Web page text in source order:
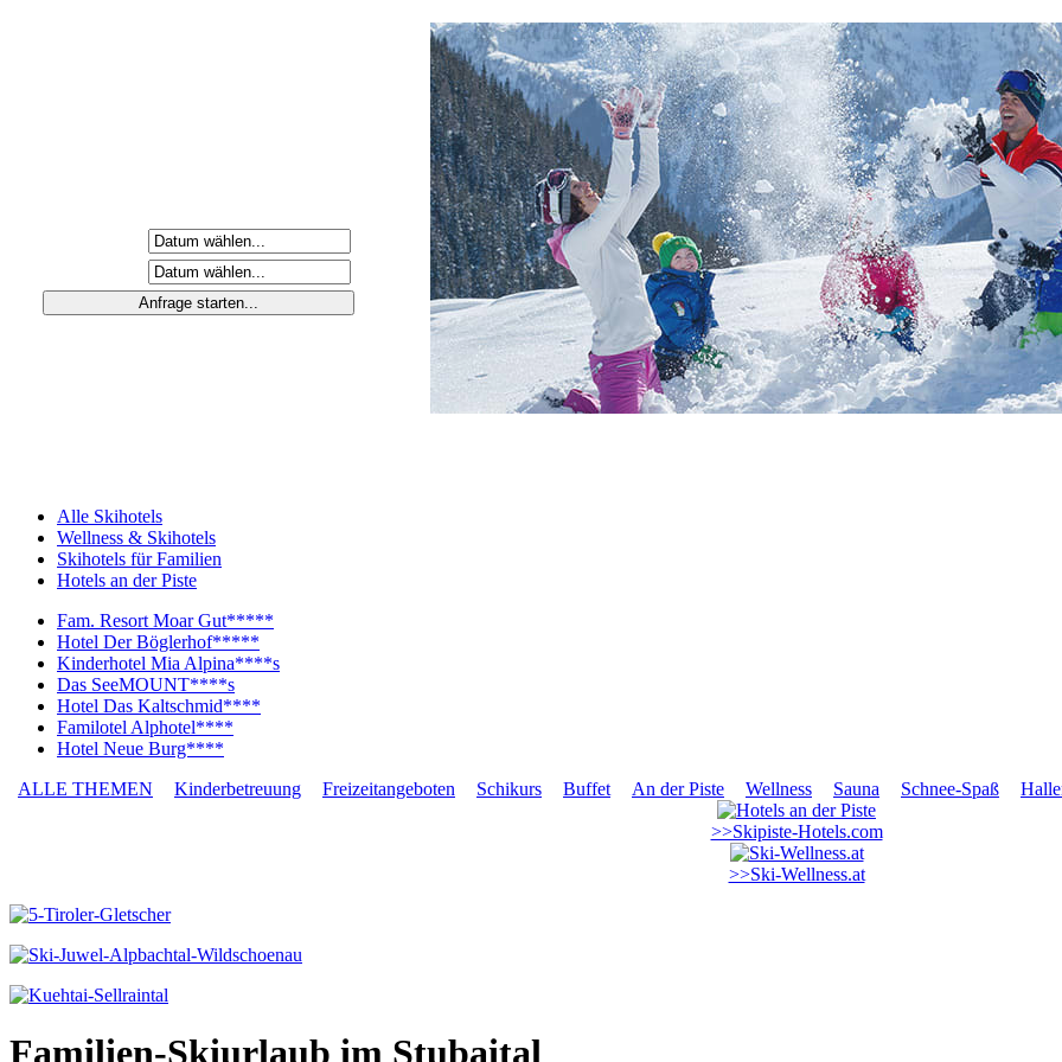
Alle Skihotels
Wellness & Skihotels
Skihotels für Familien
Hotels an der Piste
Fam. Resort Moar Gut*****
Hotel Der Böglerhof*****
Kinderhotel Mia Alpina****s
Das SeeMOUNT****s
Hotel Das Kaltschmid****
Familotel Alphotel****
Hotel Neue Burg****
ALLE THEMEN
Kinderbetreuung Freizeitangeboten Schikurs Buffet An der Piste Wellness Sauna Schnee-Spaß
>>Skipiste-Hotels.com
>>Ski-Wellness.at
Familien-Skiurlaub im Stubaital